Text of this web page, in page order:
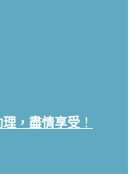
，盡情享受 ！